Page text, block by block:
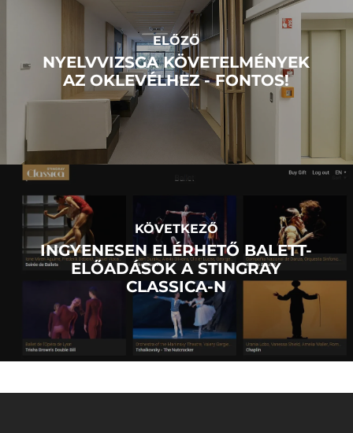
ELŐZŐ
NYELVVIZSGA KÖVETELMÉNYEK
AZ OKLEVÉLHEZ - FONTOS!
KÖVETKEZŐ
INGYENESEN ELÉRHETŐ BALETT-
ELŐADÁSOK A STINGRAY
CLASSICA-N